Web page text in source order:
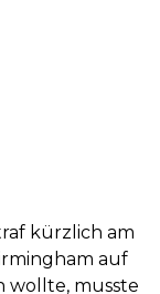
kürzlich am
auf
wollte, musste